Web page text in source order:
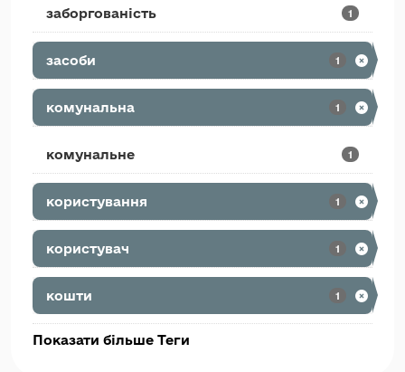
заборгованість 1
засоби 1
комунальна 1
комунальне 1
користування 1
користувач 1
кошти 1
Показати більше Теги